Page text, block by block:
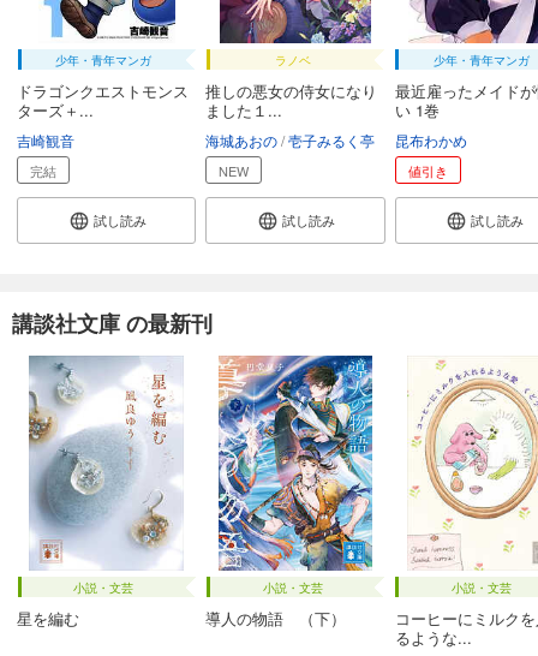
少年・青年マンガ
ドラゴンクエストモンス
ターズ＋...
吉崎観音
完結
試し読み
ラノベ
推しの悪女の侍女になり
ました１...
海城あおの 壱子みるく亭
NEW
試し読み
少年・青年マンガ
最近雇ったメイド
い 1巻
昆布わかめ
値引き
試し読み
講談社文庫 の最新刊
小説・文芸
星を編む
小説・文芸
導人の物語 （下）
小説・文芸
コーヒーにミルク
るような...